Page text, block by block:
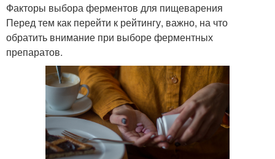
Факторы выбора ферментов для пищеварения
Перед тем как перейти к рейтингу, важно, на что
обратить внимание при выборе ферментных
препаратов.